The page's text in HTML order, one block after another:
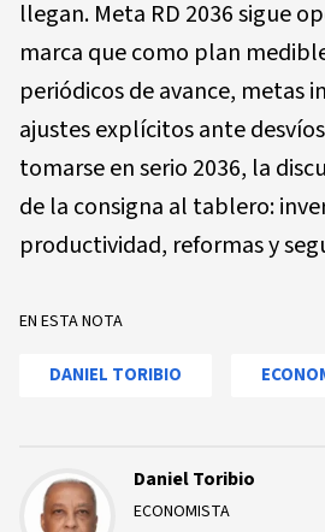
llegan. Meta RD 2036 sigue
marca que como plan
periódicos de avance, metas
ajustes explícitos ante
tomarse en serio 2036, la
de la consigna al tablero:
productividad, reformas y
EN ESTA NOTA
DANIEL TORIBIO
Daniel Toribio
ECONOMISTA